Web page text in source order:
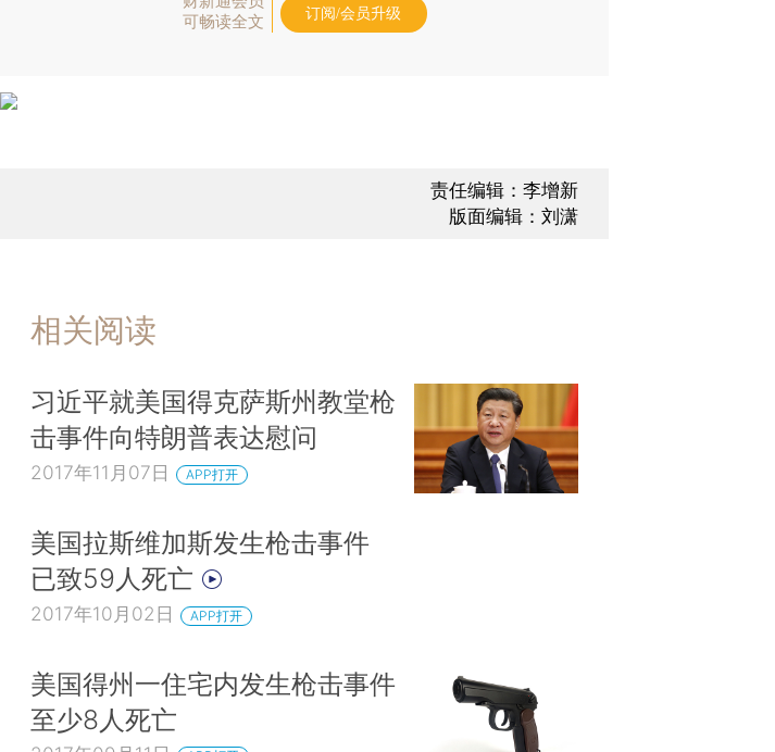
可畅读全文
订阅/会员升级
责任编辑：李增新
版面编辑：刘潇
相关阅读
习近平就美国得克萨斯州教堂枪
击事件向特朗普表达慰问
2017年11月07日 APP打开
美国拉斯维加斯发生枪击事件
已致59人死亡
2017年10月02日 APP打开
美国​得州一住宅内发生枪击事件
至少8人死亡